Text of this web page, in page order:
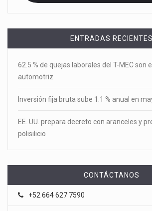
ENTRADAS RECIENTES
62.5 % de quejas laborales del T-MEC son
automotriz
Inversión fija bruta sube 1.1 % anual en
EE. UU. prepara decreto con aranceles y
polisilicio
CONTÁCTANOS
+52 664 627 7590